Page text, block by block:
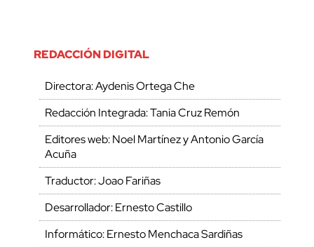
REDACCIÓN DIGITAL
Directora: Aydenis Ortega Che
Redacción Integrada: Tania Cruz Remón
Editores web: Noel Martínez y Antonio García
Acuña
Traductor: Joao Fariñas
Desarrollador: Ernesto Castillo
Informático: Ernesto Menchaca Sardiñas